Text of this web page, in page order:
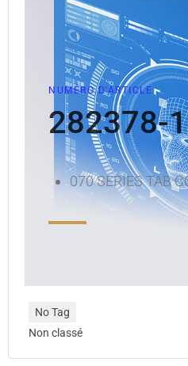
NUMÉRO D'ARTICLE
282378-1
070 SERIES TAB
No Tag
Non classé